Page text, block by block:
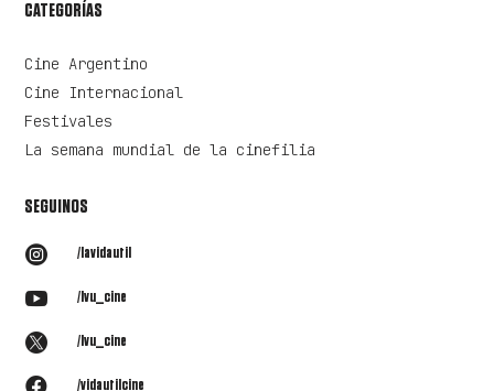
CATEGORÍAS
Cine Argentino
Cine Internacional
Festivales
La semana mundial de la cinefilia
SEGUINOS
 /lavidautil
 /lvu_cine
 /lvu_cine
 /vidautilcine